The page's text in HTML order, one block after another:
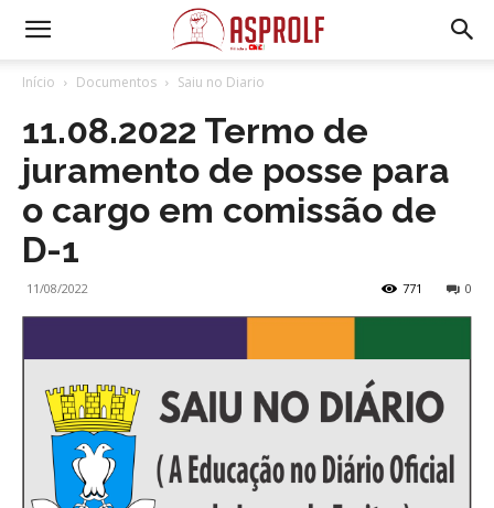
Início Documentos Saiu no Diario
11.08.2022 Termo de
juramento de posse para
o cargo em comissão de
D-1
11/08/2022 0
771